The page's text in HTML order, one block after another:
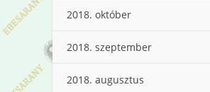
2018. október
2018. szeptember
2018. augusztus